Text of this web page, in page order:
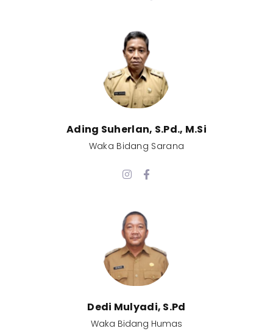
Ading Suherlan, S.Pd., M.Si​
Waka Bidang Sarana​
Dedi Mulyadi, S.Pd​
Waka Bidang Humas